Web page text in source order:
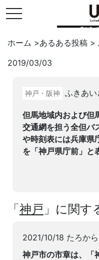
toggle navigation
県公式・
ホーム >あるある投稿 >
2019/03/03
神戸・阪神 ふきあ
但馬地域内および但
交通網を担う全但バ
や時刻表には兵庫県
を「神戸県庁前」と
「神戸 」に関す
2021/10/18 たろか
神戸市の市章は、「